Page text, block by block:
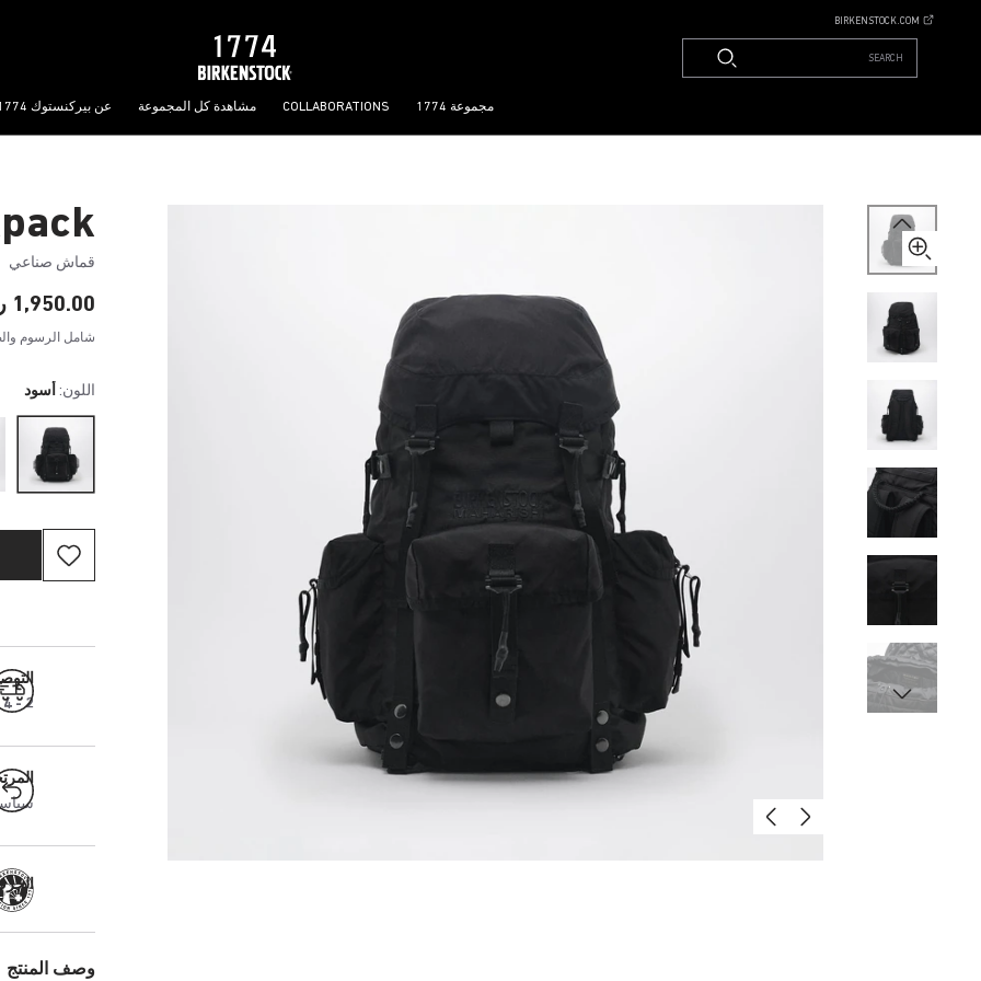
BIRKENSTOCK.COM
SEARCH
مجموعة 1774 COLLABORATIONS مشاهدة كل المجموعة عن بيركنستوك 1774
قماش صناعي
1,950.00 ر.ق
شامل الرسوم
اللون:أسود
2 - 4 أيام عمل
سياسة
وصف المنتج